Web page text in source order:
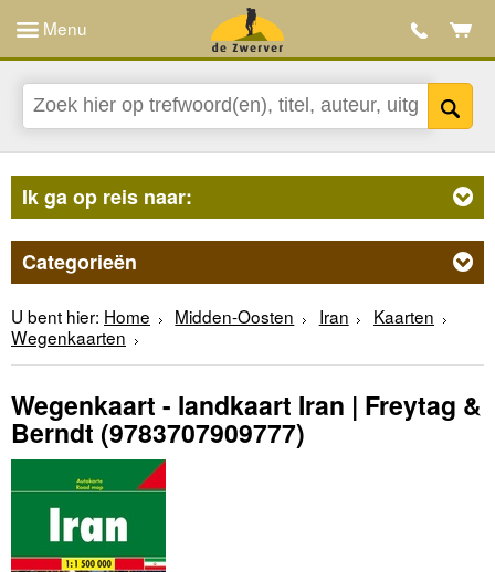
Menu
Ik ga op reis naar:
Categorieën
U bent hier: Home Midden-Oosten Iran
Kaarten
Wegenkaarten
Wegenkaart - landkaart Iran | Freytag &
Berndt (9783707909777)